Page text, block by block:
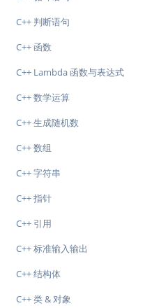
C++ 判断语句
C++ 函数
C++ Lambda 函数与表达式
C++ 数学运算
C++ 生成随机数
C++ 数组
C++ 字符串
C++ 指针
C++ 引用
C++ 标准输入输出
C++ 结构体
C++ 类 & 对象